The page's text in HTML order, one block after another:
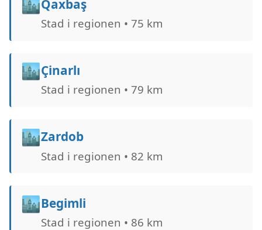
Qaxbaş
Stad i regionen • 75 km
🏙️Çinarlı
Stad i regionen • 79 km
🏙️Zardob
Stad i regionen • 82 km
🏙️Begimli
Stad i regionen • 86 km